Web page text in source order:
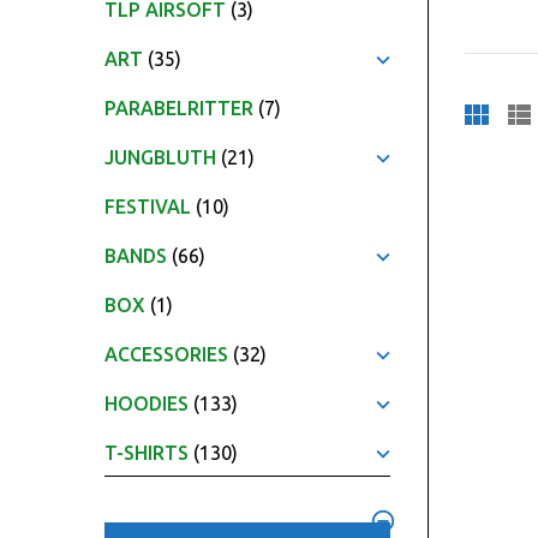
TLP AIRSOFT (3)
ART (35)
PARABELRITTER (7)
JUNGBLUTH (21)
FESTIVAL (10)
BANDS (66)
BOX (1)
ACCESSORIES (32)
HOODIES (133)
T-SHIRTS (130)